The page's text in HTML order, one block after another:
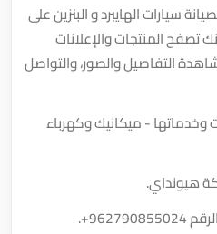
سيارات الهايبرد و البنزين على
المنتجات والإعلانات
التفاصيل والصور، والتواصل
وخدماتها - ميكانيك وكهرباء
هيونداي.
+962790855024
.